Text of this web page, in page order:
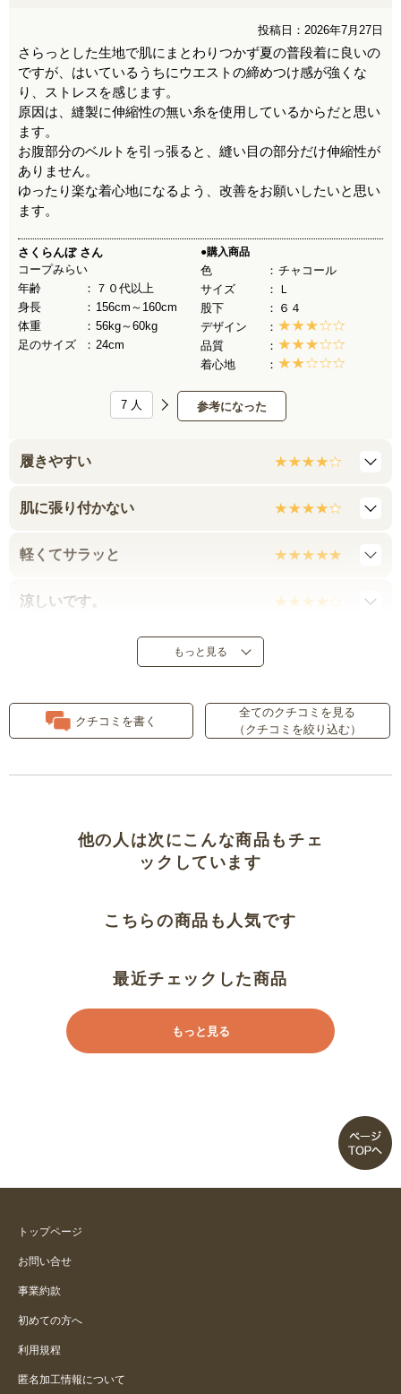
投稿日：2026年7月27日
さらっとした生地で肌にまとわりつかず夏の普段着に良いの
ですが、はいているうちにウエストの締めつけ感が強くな
り、ストレスを感じます。
原因は、縫製に伸縮性の無い糸を使用しているからだと思い
ます。
お腹部分のベルトを引っ張ると、縫い目の部分だけ伸縮性が
ありません。
ゆったり楽な着心地になるよう、改善をお願いしたいと思い
ます。
さくらんぼさん
コープみらい
年齢
７０代以上
身長
156cm～160cm
体重
56kg～60kg
足のサイズ
24cm
●購入商品
色
チャコール
サイズ
Ｌ
股下
６４
デザイン
品質
着心地
参考になった
7 人
履きやすい
肌に張り付かない
軽くてサラッと
涼しいです。
股下７２ｃｍがあるのがうれしい
でした
お洒落に着こなせました。
履いた感じが 涼しくて よかっ
たです。
スッキリ見えます！
着心地、良さそう
大きすぎる
もっと見る
クチコミを書く
全てのクチコミを見る
（クチコミを絞り込む）
他の人は次にこんな商品もチェ
ックしています
こちらの商品も人気です
最近チェックした商品
もっと見る
トップページ
お問い合せ
事業約款
初めての方へ
利用規程
匿名加工情報について